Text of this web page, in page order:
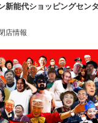
新能代ショッピングセン
店情報